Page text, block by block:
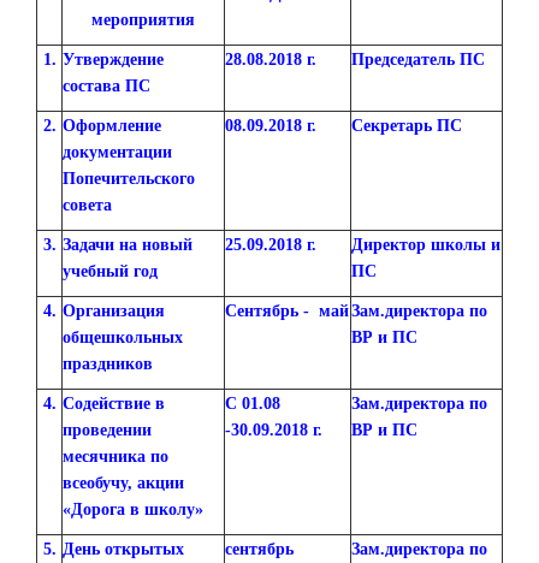
мероприятия
1. Утверждение
состава ПС
28.08.2018 г. Председатель ПС
2. Оформление
документации
Попечительского
совета
08.09.2018 г. Секретарь ПС
3. Задачи на новый
учебный год
25.09.2018 г.
Директор школы и
ПС
4. Организация
общешкольных
праздников
Сентябрь - майЗам.директора по
ВР и ПС
4. Содействие в
проведении
месячника по
всеобучу, акции
«Дорога в школу»
С 01.08
-30.09.2018 г.
Зам.директора по
ВР и ПС
5. День открытых
сентябрь
Зам.директора по